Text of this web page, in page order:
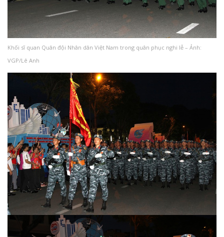
Khối sĩ quan Quân đội Nhân dân Việt Nam trong quân phục nghi lễ – Ảnh:
VGP/Lê Anh